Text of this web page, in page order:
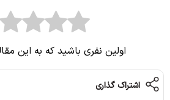
اولین نفری باشید که به این
اشتراک گذاری